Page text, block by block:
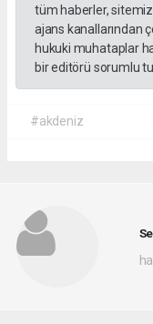
tüm haberler,
ajans kanallarından
hukuki muhataplar
bir editörü sorumlu
#akdeniz